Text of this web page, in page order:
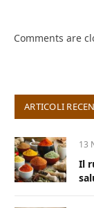
Comments are
ARTICOLI
13
Il